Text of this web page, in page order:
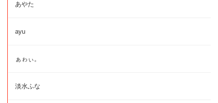
あやた
ayu
ぁゎぃ。
淡水ふな